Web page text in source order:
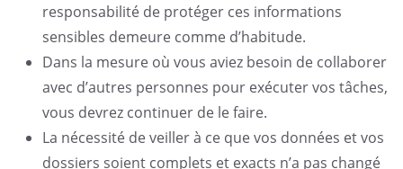
responsabilité de protéger ces informations
sensibles demeure comme d’habitude.
Dans la mesure où vous aviez besoin de collaborer
avec d’autres personnes pour exécuter vos tâches,
vous devrez continuer de le faire.
La nécessité de veiller à ce que vos données et vos
dossiers soient complets et exacts n’a pas changé